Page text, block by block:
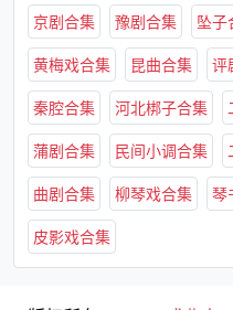
京剧合集 豫剧合集 坠子
黄梅戏合集 昆曲合集 评
秦腔合集 河北梆子合集
蒲剧合集 民间小调合集
曲剧合集 柳琴戏合集 琴
皮影戏合集